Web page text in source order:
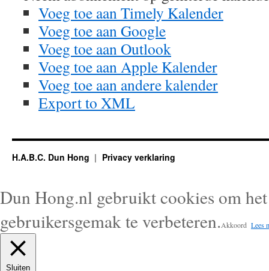
Voeg toe aan Timely Kalender
Voeg toe aan Google
Voeg toe aan Outlook
Voeg toe aan Apple Kalender
Voeg toe aan andere kalender
Export to XML
H.A.B.C. Dun Hong Privacy verklaring
Dun Hong.nl gebruikt cookies om
gebruikersgemak te verbeteren.Akkoord Lees
Sluiten